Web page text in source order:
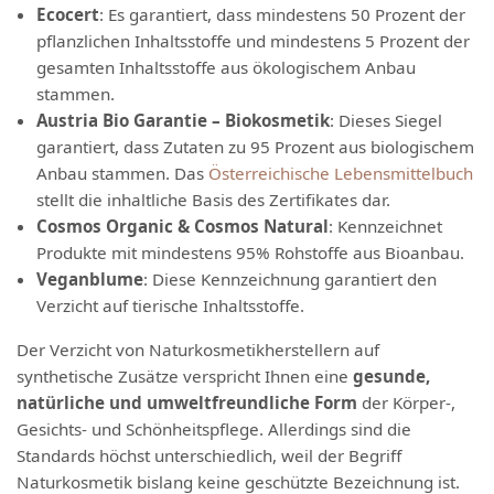
Ecocert: Es garantiert, dass mindestens 50 Prozent der
pflanzlichen Inhaltsstoffe und mindestens 5 Prozent der
gesamten Inhaltsstoffe aus ökologischem Anbau
stammen.
Austria Bio Garantie – Biokosmetik: Dieses Siegel
garantiert, dass Zutaten zu 95 Prozent aus biologischem
Anbau stammen. Das Österreichische Lebensmittelbuch
stellt die inhaltliche Basis des Zertifikates dar.
Cosmos Organic & Cosmos Natural: Kennzeichnet
Produkte mit mindestens 95% Rohstoffe aus Bioanbau.
Veganblume: Diese Kennzeichnung garantiert den
Verzicht auf tierische Inhaltsstoffe.
Der Verzicht von Naturkosmetikherstellern auf
synthetische Zusätze verspricht Ihnen eine gesunde,
natürliche und umweltfreundliche Form der Körper-,
Gesichts- und Schönheitspflege. Allerdings sind die
Standards höchst unterschiedlich, weil der Begriff
Naturkosmetik bislang keine geschützte Bezeichnung ist.